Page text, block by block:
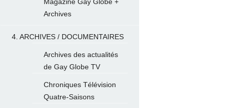
Archives
4. ARCHIVES / DOCUMENTAIRES
Archives des actualités
de Gay Globe TV
Chroniques Télévision
Quatre-Saisons